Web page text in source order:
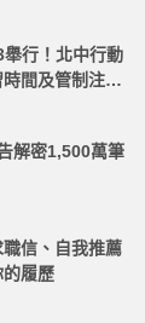
行！北中行動
間及管制注意
解密1,500萬筆
信、自我推薦
履歷